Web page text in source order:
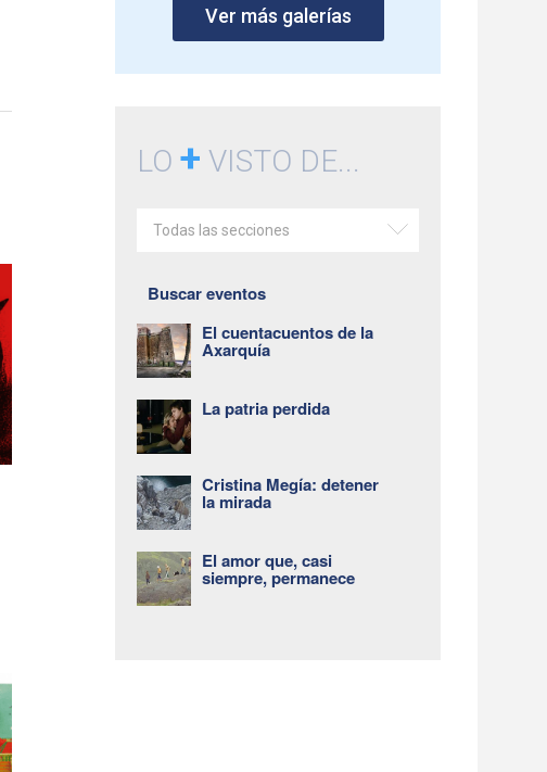
Ver más galerías
LO+ VISTO DE...
Todas las secciones
Buscar eventos
El cuentacuentos de la
Axarquía
La patria perdida
Cristina Megía: detener
la mirada
El amor que, casi
siempre, permanece